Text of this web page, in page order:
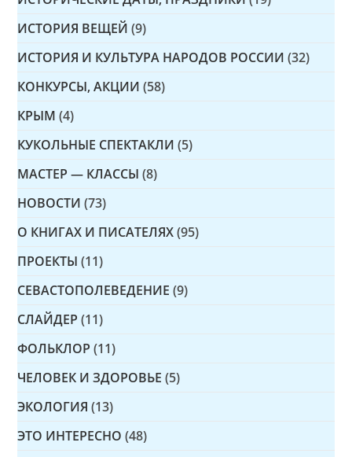
ИСТОРИЯ ВЕЩЕЙ (9)
ИСТОРИЯ И КУЛЬТУРА НАРОДОВ РОССИИ (32)
КОНКУРСЫ, АКЦИИ (58)
КРЫМ (4)
КУКОЛЬНЫЕ СПЕКТАКЛИ (5)
МАСТЕР — КЛАССЫ (8)
НОВОСТИ (73)
О КНИГАХ И ПИСАТЕЛЯХ (95)
ПРОЕКТЫ (11)
СЕВАСТОПОЛЕВЕДЕНИЕ (9)
СЛАЙДЕР (11)
ФОЛЬКЛОР (11)
ЧЕЛОВЕК И ЗДОРОВЬЕ (5)
ЭКОЛОГИЯ (13)
ЭТО ИНТЕРЕСНО (48)